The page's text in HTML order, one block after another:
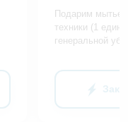
Подарим мытье
техники (1
генеральной